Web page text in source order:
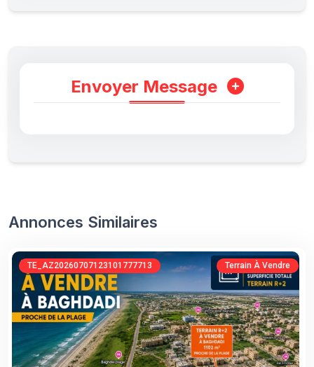
Envoyer Message
Annonces Similaires
TE_AZ20260707123101777713 Terrain À Vendre